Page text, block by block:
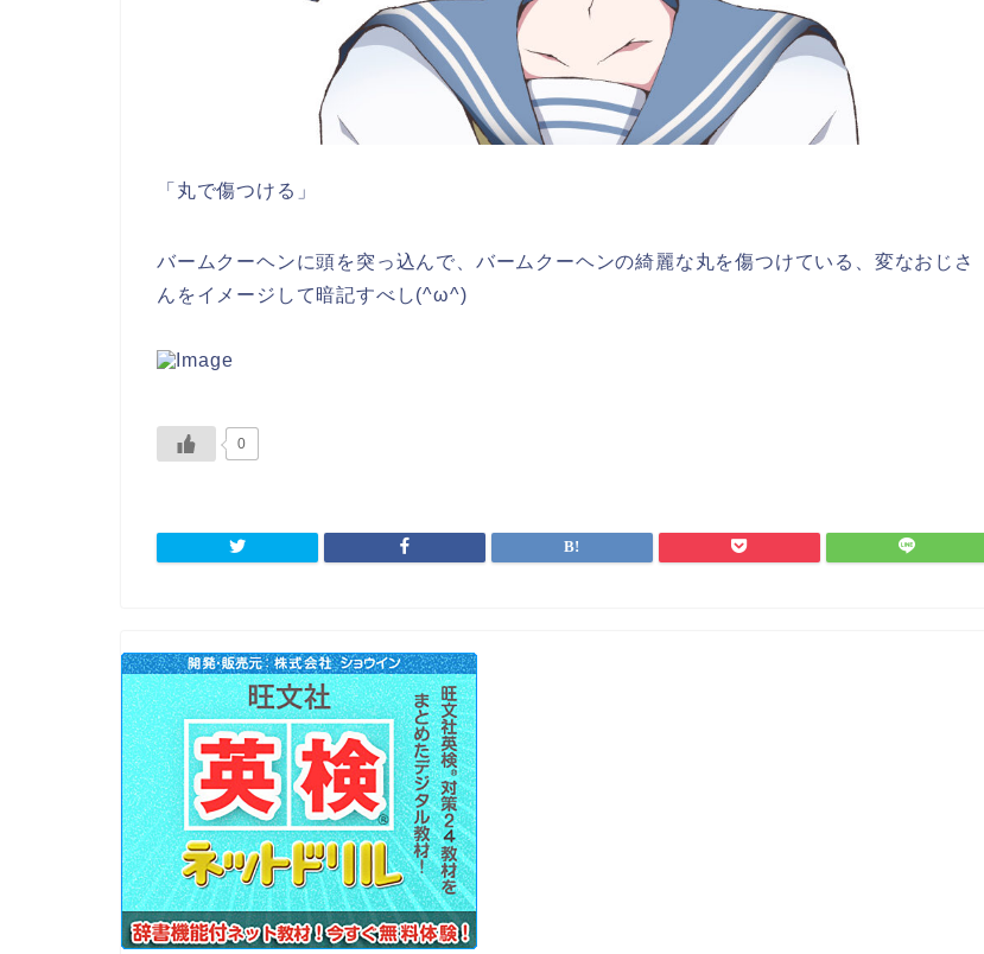
「丸で傷つける」
バームクーヘンに頭を突っ込んで、バームクーヘンの綺麗な丸を傷つけている、変なおじさ
んをイメージして暗記すべし(^ω^)
0